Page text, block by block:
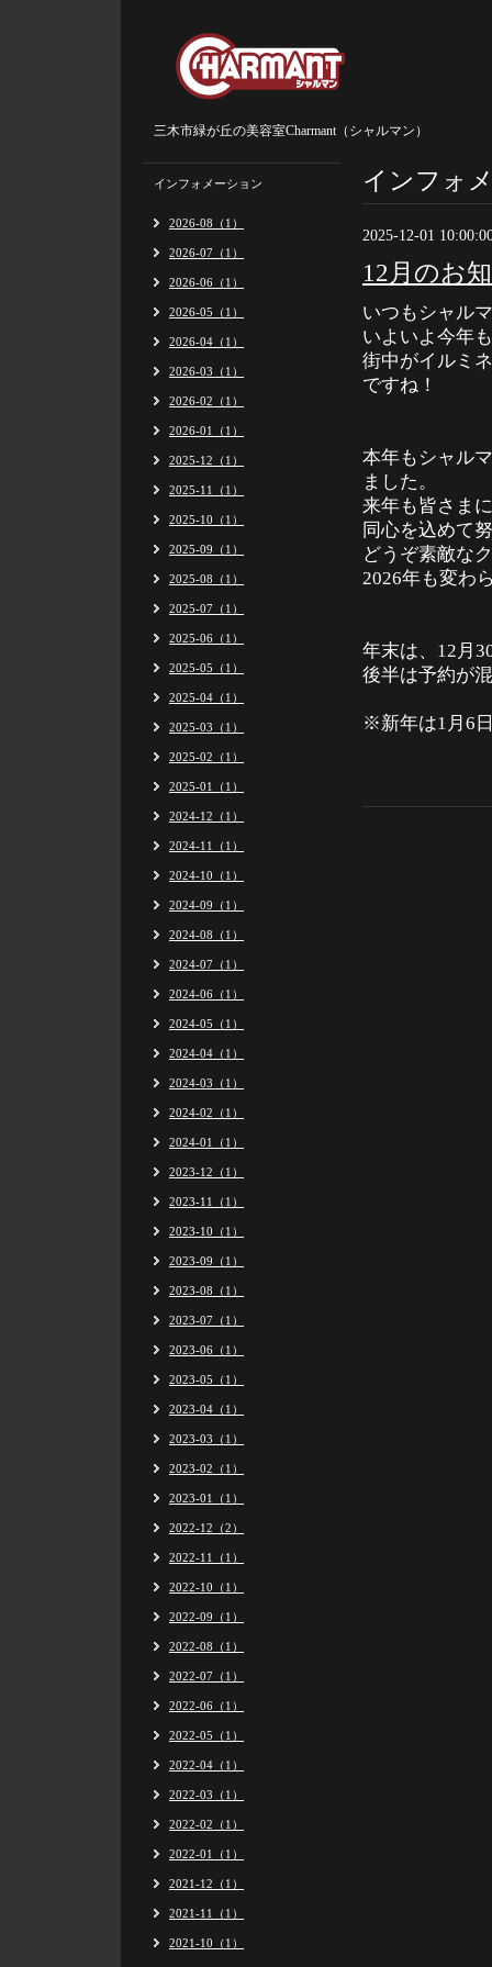
三木市緑が丘の美容室Charmant（シャルマン）
インフォ
2025-12-01
12月のお
いつもシャル
いよいよ今年
街中がイルミ
ですね！
本年もシャル
ました。
来年も皆さま
同心を込めて
どうぞ素敵な
2026年も変わ
年末は、12月
後半は予約が
※新年は1月6
インフォメーション
2026-08（1）
2026-07（1）
2026-06（1）
2026-05（1）
2026-04（1）
2026-03（1）
2026-02（1）
2026-01（1）
2025-12（1）
2025-11（1）
2025-10（1）
2025-09（1）
2025-08（1）
2025-07（1）
2025-06（1）
2025-05（1）
2025-04（1）
2025-03（1）
2025-02（1）
2025-01（1）
2024-12（1）
2024-11（1）
2024-10（1）
2024-09（1）
2024-08（1）
2024-07（1）
2024-06（1）
2024-05（1）
2024-04（1）
2024-03（1）
2024-02（1）
2024-01（1）
2023-12（1）
2023-11（1）
2023-10（1）
2023-09（1）
2023-08（1）
2023-07（1）
2023-06（1）
2023-05（1）
2023-04（1）
2023-03（1）
2023-02（1）
2023-01（1）
2022-12（2）
2022-11（1）
2022-10（1）
2022-09（1）
2022-08（1）
2022-07（1）
2022-06（1）
2022-05（1）
2022-04（1）
2022-03（1）
2022-02（1）
2022-01（1）
2021-12（1）
2021-11（1）
2021-10（1）